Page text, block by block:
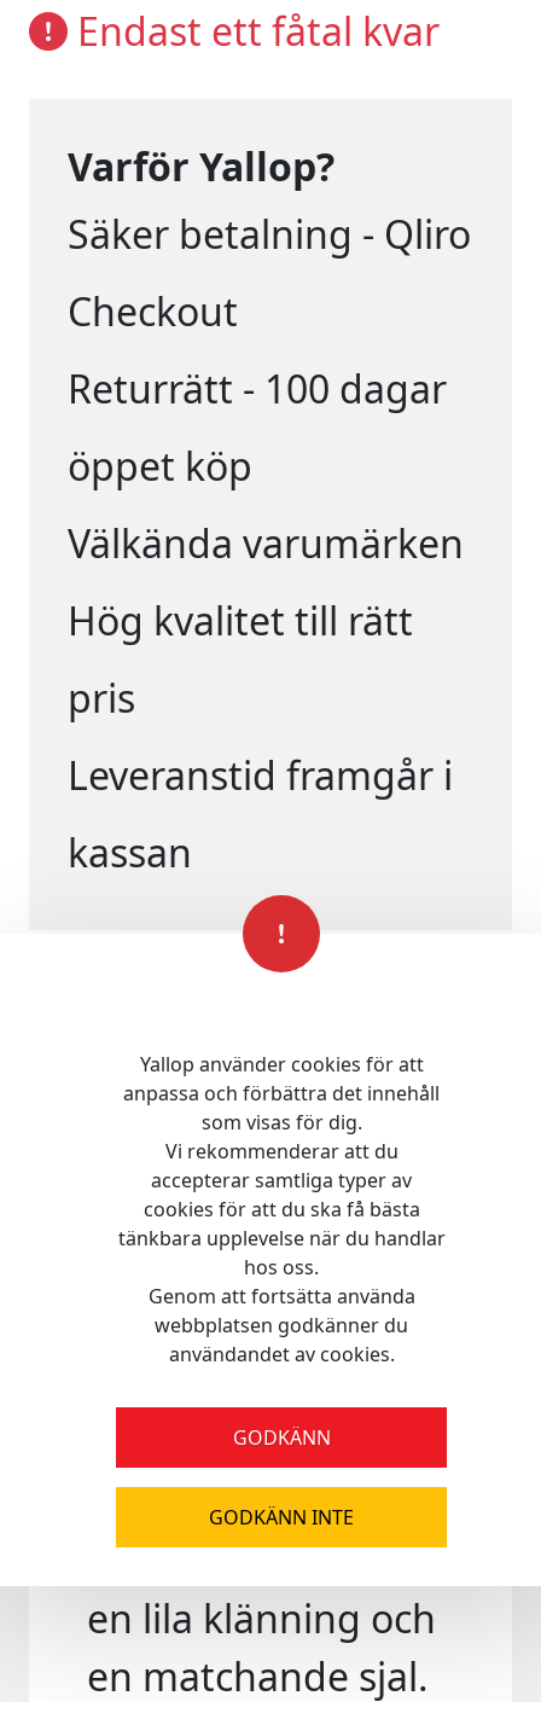
Endast ett fåtal kvar
Varför Yallop?
Säker betalning - Qliro
Checkout
Returrätt - 100 dagar
öppet köp
Välkända varumärken
Hög kvalitet till rätt
pris
Leveranstid framgår i
kassan
Asha-dockan känd
filmen har sällskap
av en liten vän,
Valentino. Asha har
en lila klänning och
en matchande sjal.
Yallop använder cookies för att
anpassa och förbättra det innehåll
som visas för dig.
Vi rekommenderar att du
accepterar samtliga typer av
cookies för att du ska få bästa
tänkbara upplevelse när du handlar
hos oss.
Genom att fortsätta använda
webbplatsen godkänner du
användandet av cookies.
GODKÄNN
GODKÄNN INTE